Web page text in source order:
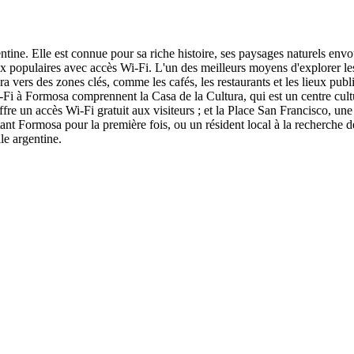
Elle est connue pour sa riche histoire, ses paysages naturels
avec accès Wi-Fi. L'un des meilleurs moyens d'explorer
des zones clés, comme les cafés, les restaurants et les lieux
à Formosa comprennent la Casa de la Cultura, qui est un centre
un accès Wi-Fi gratuit aux visiteurs ; et la Place San Francisco,
Formosa pour la première fois, ou un résident local à la recherche
argentine.